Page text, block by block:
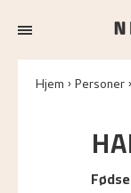
Hjem Personer